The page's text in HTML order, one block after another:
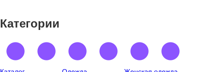
Категории